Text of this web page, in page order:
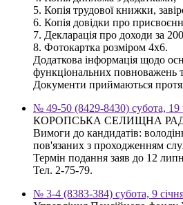
5. Копія трудової книжки,
6. Копія довідки про
7. Декларація про доходи за
8. Фотокартка розміром 4х6.
Додаткова інформація щодо
функціональних повноважень
Документи приймаються
№ 49-50 (8429-8430) субота, 19
КОРОПСЬКА СЕЛИЩНА
Вимоги до кандидатів:
пов'язаних з проходженням
Термін подання заяв до 12
Тел. 2-75-79.
№ 3-4 (8383-384) субота, 9